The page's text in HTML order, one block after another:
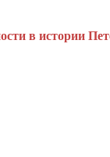
в истории